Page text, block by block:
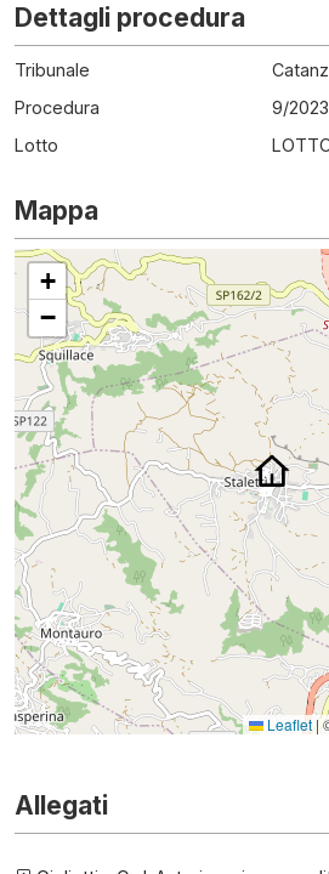
Dettagli procedura
Tribunale
Procedura
9/2023
Lotto
Mappa
+
−
Leaflet |
Allegati